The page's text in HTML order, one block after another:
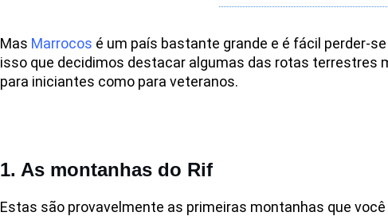
Mas Marrocos é um país bastante grande e é fácil perder-
isso que decidimos destacar algumas das rotas terrestres
para iniciantes como para veteranos.
1. As montanhas do Rif
Estas são provavelmente as primeiras montanhas que